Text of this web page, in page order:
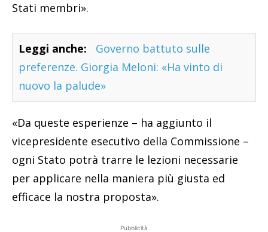
Stati membri».
Leggi anche:
Governo battuto sulle
preferenze. Giorgia Meloni: «Ha vinto di
nuovo la palude»
«Da queste esperienze – ha aggiunto il
vicepresidente esecutivo della Commissione –
ogni Stato potrà trarre le lezioni necessarie
per applicare nella maniera più giusta ed
efficace la nostra proposta».
Pubblicità